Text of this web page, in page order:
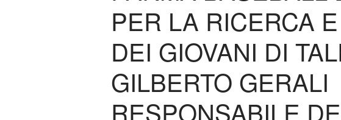
PER LA RICERCA
DEI GIOVANI DI
GILBERTO GERALI
RESPONSABILE